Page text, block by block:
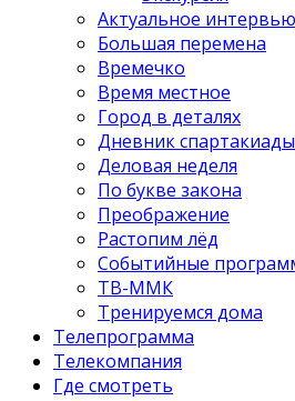
Актуальное интервью
Большая перемена
Времечко
Время местное
Город в деталях
Дневник
Деловая неделя
По букве закона
Преображение
Растопим лёд
Событийные
ТВ-ММК
Тренируемся дома
Телепрограмма
Телекомпания
Где смотреть